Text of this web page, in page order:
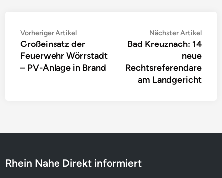
Beitragsnavigation
Vorheriger ArtikelVorheriger
Artikel:
Großeinsatz der
Feuerwehr Wörrstadt
– PV-Anlage in Brand
Nächster Artikel
Bad Kreuznach: 14
neue
Rechtsreferendare
am Landgericht
Rhein Nahe Direkt informiert